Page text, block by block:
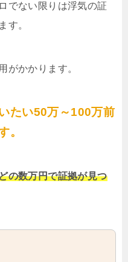
でない限りは浮気の証
す。
がかかります。
たい50万～100万前
。
の数万円で証拠が見つ